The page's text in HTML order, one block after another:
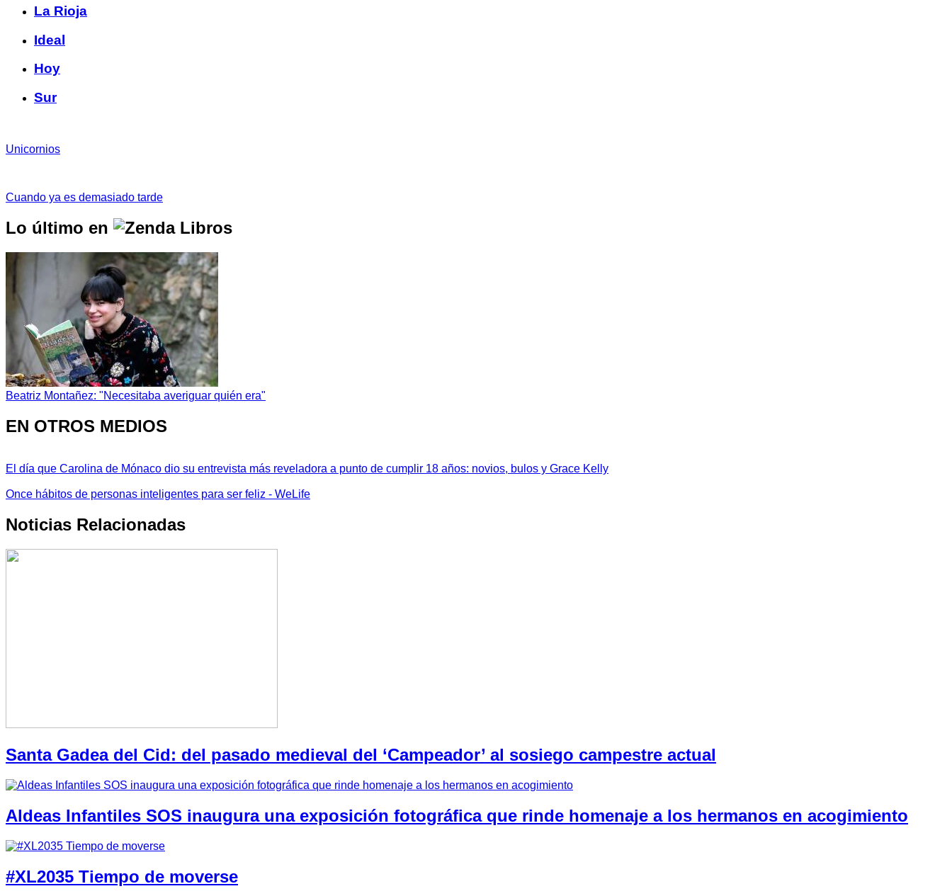
La Rioja
Ideal
Hoy
Sur
Unicornios
Cuando ya es demasiado tarde
Lo último en
Beatriz Montañez: "Necesitaba averiguar quién era"
EN OTROS MEDIOS
El día que Carolina de Mónaco dio su entrevista más reveladora a punto de cumplir 18 años: novios, bulos y Grace Kelly
Once hábitos de personas inteligentes para ser feliz - WeLife
Noticias Relacionadas
Santa Gadea del Cid: del pasado medieval del ‘Campeador’ al sosiego campestre actual
Aldeas Infantiles SOS inaugura una exposición fotográfica que rinde homenaje a los hermanos en acogimiento
#XL2035 Tiempo de moverse